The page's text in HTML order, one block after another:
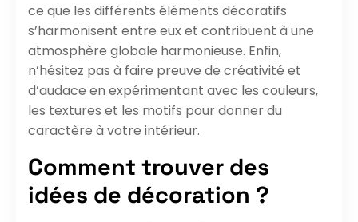
ce que les différents éléments décoratifs
s’harmonisent entre eux et contribuent à une
atmosphère globale harmonieuse. Enfin,
n’hésitez pas à faire preuve de créativité et
d’audace en expérimentant avec les couleurs,
les textures et les motifs pour donner du
caractère à votre intérieur.
Comment trouver des
idées de décoration ?